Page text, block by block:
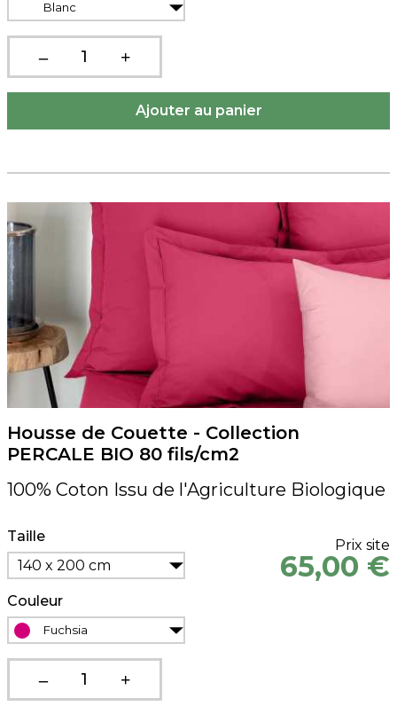
Blanc
Housse de Couette - Collection
PERCALE BIO 80 fils/cm2
100% Coton Issu de l'Agriculture Biologique
Taille
140 x 200 cm
Couleur
Fuchsia
Prix site
65,00 €